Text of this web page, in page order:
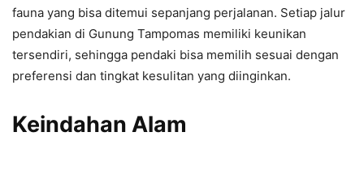
fauna yang bisa ditemui sepanjang perjalanan. Setiap jalur
pendakian di Gunung Tampomas memiliki keunikan
tersendiri, sehingga pendaki bisa memilih sesuai dengan
preferensi dan tingkat kesulitan yang diinginkan.
Keindahan Alam